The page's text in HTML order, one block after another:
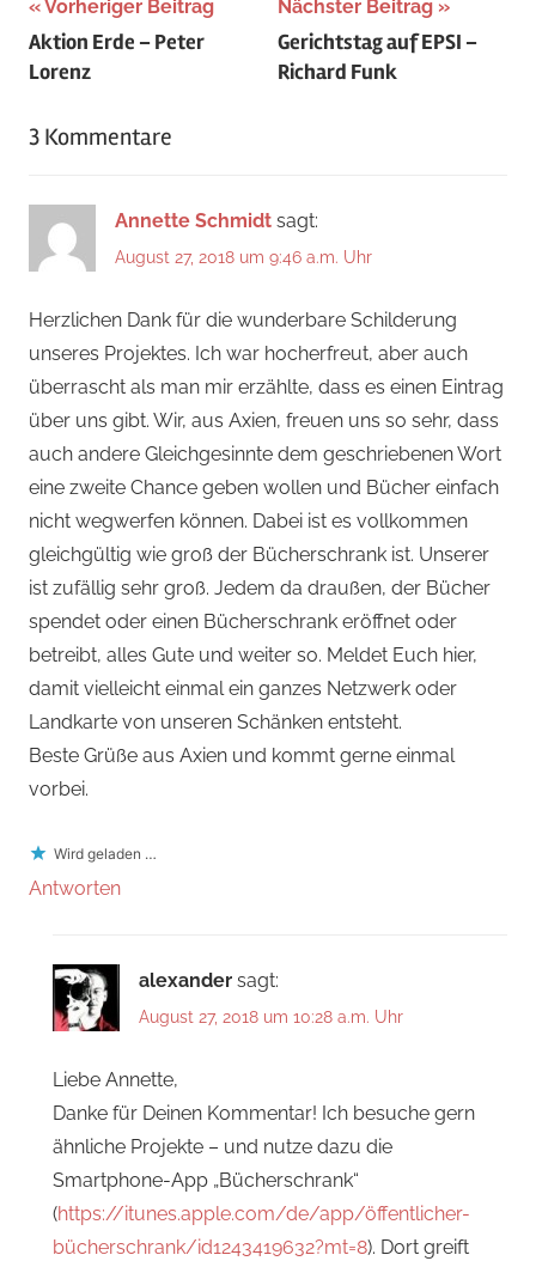
Beitragsnavigation
Vorheriger Beitrag
Aktion Erde – Peter
Lorenz
Nächster Beitrag
Gerichtstag auf EPSI –
Richard Funk
3 Kommentare
Annette Schmidt sagt:
August 27, 2018 um 9:46 a.m. Uhr
Herzlichen Dank für die wunderbare Schilderung
unseres Projektes. Ich war hocherfreut, aber auch
überrascht als man mir erzählte, dass es einen Eintrag
über uns gibt. Wir, aus Axien, freuen uns so sehr, dass
auch andere Gleichgesinnte dem geschriebenen Wort
eine zweite Chance geben wollen und Bücher einfach
nicht wegwerfen können. Dabei ist es vollkommen
gleichgültig wie groß der Bücherschrank ist. Unserer
ist zufällig sehr groß. Jedem da draußen, der Bücher
spendet oder einen Bücherschrank eröffnet oder
betreibt, alles Gute und weiter so. Meldet Euch hier,
damit vielleicht einmal ein ganzes Netzwerk oder
Landkarte von unseren Schänken entsteht.
Beste Grüße aus Axien und kommt gerne einmal
vorbei.
Wird geladen …
Antworten
alexander sagt:
August 27, 2018 um 10:28 a.m. Uhr
Liebe Annette,
Danke für Deinen Kommentar! Ich besuche gern
ähnliche Projekte – und nutze dazu die
Smartphone-App „Bücherschrank“
(https://itunes.apple.com/de/app/öffentlicher-
bücherschrank/id1243419632?mt=8). Dort greift